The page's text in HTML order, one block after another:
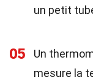
un petit
05
Un
mesure la